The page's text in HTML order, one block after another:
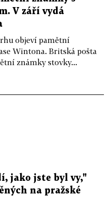
V září vydá
objeví pamětní
Wintona. Britská pošta
známky stovky...
jako jste byl vy,"
na pražské